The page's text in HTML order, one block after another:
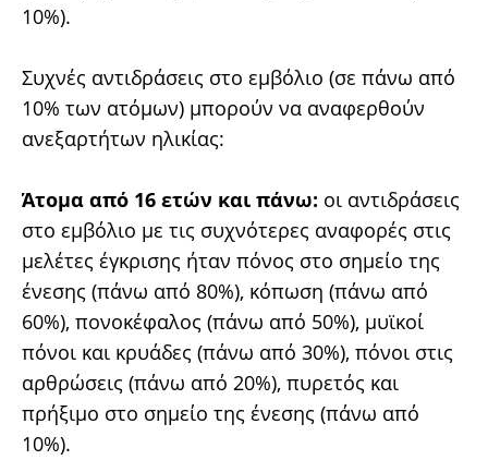
10%).
Συχνές αντιδράσεις στο εμβόλιο (σε πάνω από
10% των ατόμων) μπορούν να αναφερθούν
ανεξαρτήτων ηλικίας:
Άτομα από 16 ετών και πάνω: οι αντιδράσεις
στο εμβόλιο με τις συχνότερες αναφορές στις
μελέτες έγκρισης ήταν πόνος στο σημείο της
ένεσης (πάνω από 80%), κόπωση (πάνω από
60%), πονοκέφαλος (πάνω από 50%), μυϊκοί
πόνοι και κρυάδες (πάνω από 30%), πόνοι στις
αρθρώσεις (πάνω από 20%), πυρετός και
πρήξιμο στο σημείο της ένεσης (πάνω από
10%).